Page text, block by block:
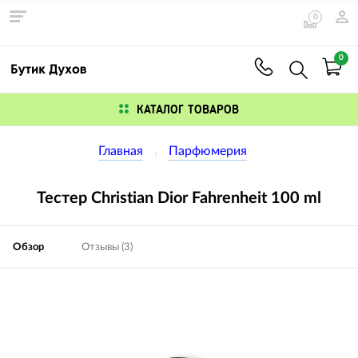
0
0
КАТАЛОГ ТОВАРОВ
Главная Парфюмерия
Тестер Christian Dior Fahrenheit 100 ml
Обзор Отзывы (3)